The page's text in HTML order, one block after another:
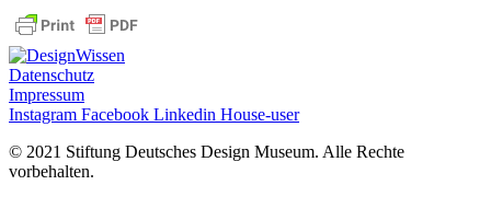
Datenschutz
Impressum
Instagram Facebook Linkedin House-user
© 2021 Stiftung Deutsches Design Museum. Alle Rechte
vorbehalten.